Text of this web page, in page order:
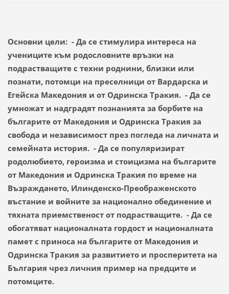
Основни цели: - Да се стимулира интереса на
учениците към родословните връзки на
подрастващите с техни роднини, близки или
познати, потомци на преселници от Вардарска и
Егейска Македония и от Одринска Тракия. - Да се
умножат и надградят познанията за борбите на
българите от Македония и Одринска Тракия за
свобода и независимост през погледа на личната и
семейната история. - Да се популяризират
родолюбието, героизма и стоицизма на българите
от Македония и Одринска Тракия по време на
Възраждането, Илинденско-Преображенското
въстание и войните за национално обединение и
тяхната приемственост от подрастващите. - Да се
обогатяват националната гордост и националната
памет с приноса на българите от Македония и
Одринска Тракия за развитието и просперитета на
България чрез личния пример на предците и
потомците.